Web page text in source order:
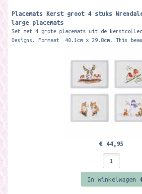
Placemats Kerst groot 4 stuks
large placemats
Set met 4 grote placemats uit de
Designs. Formaat 40.1cm x 29.8cm. This
€ 44,95
In winkelwagen